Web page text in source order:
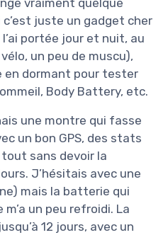
vraiment quelque
juste un gadget cher
portée jour et nuit, au
un peu de muscu),
en dormant pour tester
Body Battery, etc.
une montre qui fasse
un bon GPS, des stats
sans devoir la
J’hésitais avec une
mais la batterie qui
un peu refroidi. La
12 jours, avec un